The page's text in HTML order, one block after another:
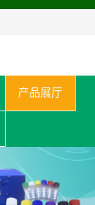
产品展厅